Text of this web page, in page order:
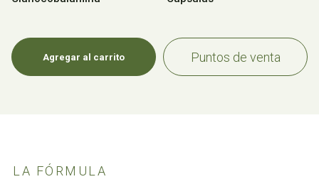
ofreciendo una nutrición óptima y biodisponibilidad
superior.
Agregar al carrito Puntos de venta
LA FÓRMULA